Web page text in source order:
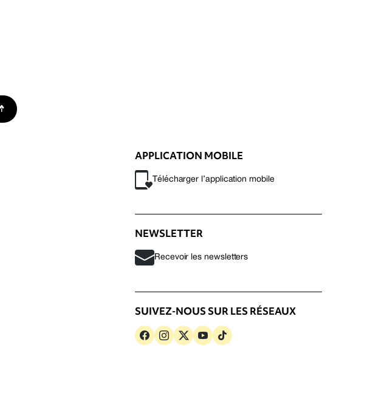
APPLICATION MOBILE
Télécharger l’application mobile
NEWSLETTER
Recevoir les newsletters
SUIVEZ-NOUS SUR LES RÉSEAUX